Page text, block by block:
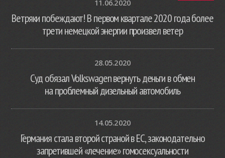
11.06.2020
Ветряки побеждают! В первом квартале 2020 года более
трети немецкой энергии произвел ветер
28.05.2020
Суд обязал Volkswagen вернуть деньги в обмен
на проблемный дизельный автомобиль
14.05.2020
Германия стала второй страной в ЕС, законодательно
запретившей «лечение» гомосексуальности